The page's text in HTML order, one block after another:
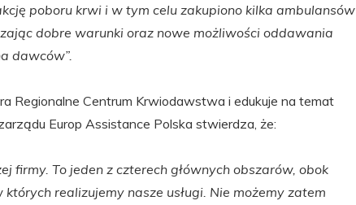
poboru krwi i w tym celu zakupiono kilka ambulansów
dobre warunki oraz nowe możliwości oddawania
dawców”.
Regionalne Centrum Krwiodawstwa i edukuje na temat
Europ Assistance Polska stwierdza, że:
firmy. To jeden z czterech głównych obszarów, obok
realizujemy nasze usługi. Nie możemy zatem